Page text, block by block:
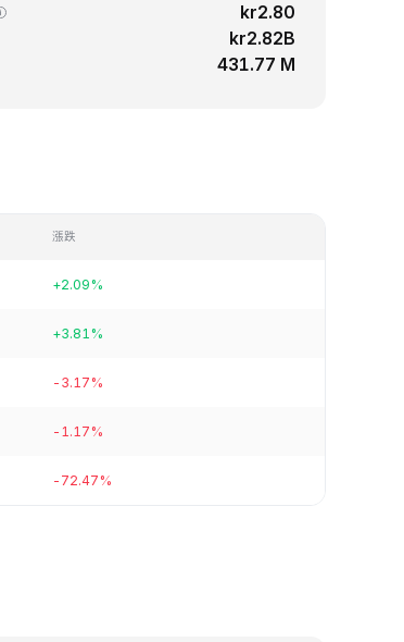
kr2.80
kr2.82B
431.77 M
漲跌
+2.09%
+3.81%
-3.17%
-1.17%
-72.47%